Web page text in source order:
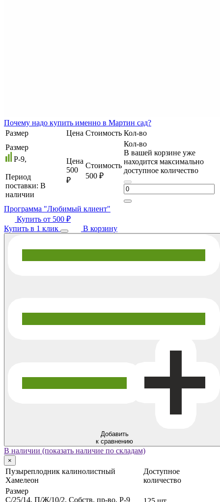
Почему надо купить именно в Мартин сад?
Размер
Цена Стоимость Кол-во
Размер
P-9,
Период
поставки: В
наличии
Цена
500
₽
Стоимость
500 ₽
Кол-во
В вашей корзине уже
находится максимально
доступное количество
Программа "Любимый клиент"
Купить от 500 ₽
Купить в 1 клик
В корзину
Добавить
к сравнению
В наличии (показать наличие по складам)
×
Пузыреплодник калинолистный
Хамелеон
Доступное
количество
Размер
C/25/14, П/Ж/10/2, Собств. пр-во, P-9